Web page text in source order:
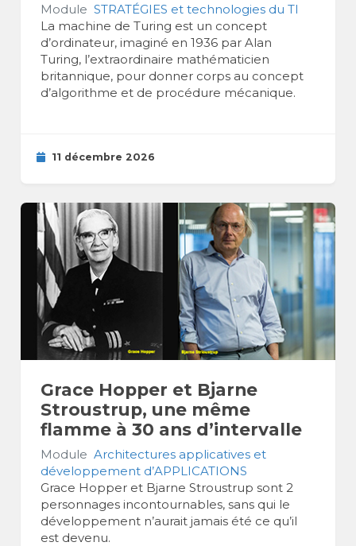
Module STRATÉGIES et technologies du TI
La machine de Turing est un concept
d’ordinateur, imaginé en 1936 par Alan
Turing, l’extraordinaire mathématicien
britannique, pour donner corps au concept
d’algorithme et de procédure mécanique.
11 décembre 2026
Grace Hopper et Bjarne
Stroustrup, une même
flamme à 30 ans d’intervalle
Module Architectures applicatives et
développement d’APPLICATIONS
Grace Hopper et Bjarne Stroustrup sont 2
personnages incontournables, sans qui le
développement n’aurait jamais été ce qu’il
est devenu.